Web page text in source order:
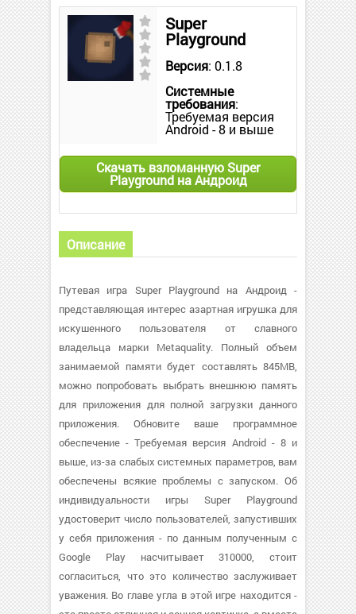
Super
Playground
Версия: 0.1.8
Системные
требования:
Требуемая версия
Android - 8 и выше
Скачать взломанную Super
Playground на Андроид
Описание
Путевая игра Super Playground на Андроид -
представляющая интерес азартная игрушка для
искушенного пользователя от славного
владельца марки Metaquality. Полный объем
занимаемой памяти будет составлять 845MB,
можно попробовать выбрать внешнюю память
для приложения для полной загрузки данного
приложения. Обновите ваше программное
обеспечение - Требуемая версия Android - 8 и
выше, из-за слабых системных параметров, вам
обеспечены всякие проблемы с запуском. Об
индивидуальности игры Super Playground
удостоверит число пользователей, запустивших
у себя приложения - по данным полученным с
Google Play насчитывает 310000, стоит
согласиться, что это количество заслуживает
уважения. Во главе угла в этой игре находится -